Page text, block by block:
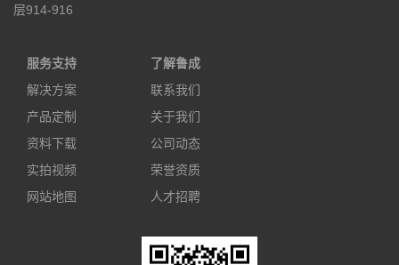
层914-916
服务支持
解决方案
产品定制
资料下载
实拍视频
网站地图
了解鲁成
联系我们
关于我们
公司动态
荣誉资质
人才招聘